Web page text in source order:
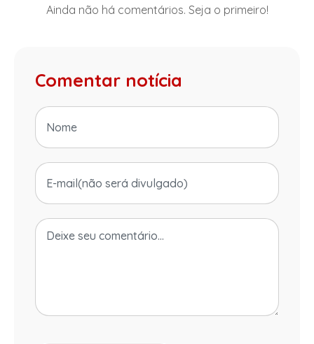
Ainda não há comentários. Seja o primeiro!
Comentar notícia